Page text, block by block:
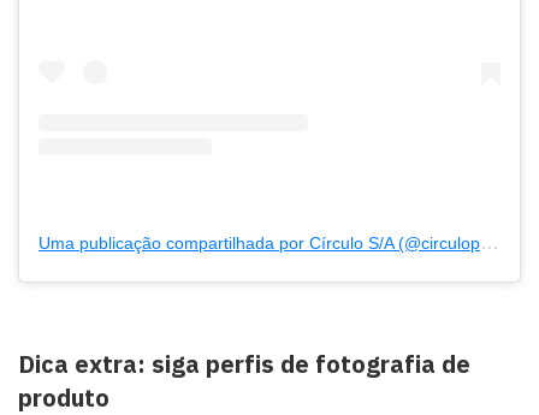
Uma publicação compartilhada por Círculo S/A (@circuloprodutos)
Dica extra: siga perfis de fotografia de
produto